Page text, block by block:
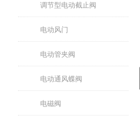
调节型电动截止阀
电动风门
电动管夹阀
电动通风蝶阀
电磁阀